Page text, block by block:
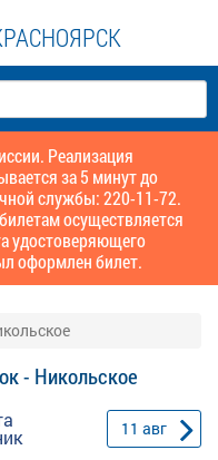
Реализация
за 5 минут до
службы: 220-11-72.
осуществляется
удостоверяющего
оформлен билет.
- Никольское
11 авг